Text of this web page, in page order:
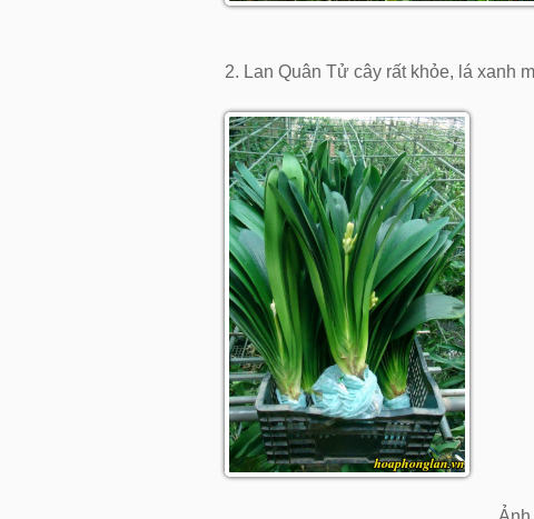
2. Lan Quân Tử cây rất khỏe, lá xanh